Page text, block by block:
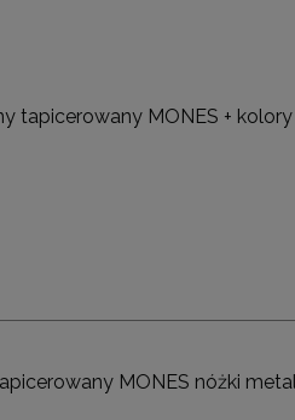
tapicerowany MONES + kolory
MONES nóżki